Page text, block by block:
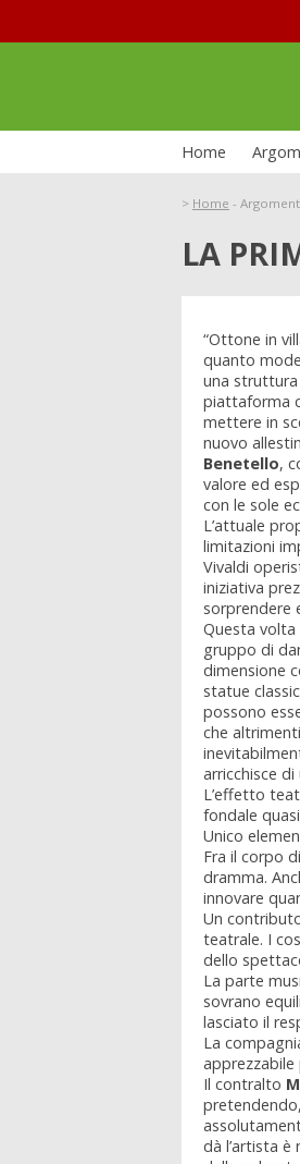
Home
> Home -
LA
“Ottone in
quanto
una struttura
piattaforma
mettere in
nuovo
Benetello,
valore ed
con le sole
L’attuale
limitazioni
Vivaldi
iniziativa
sorprendere
Questa volta
gruppo di
dimensione
statue
possono
che
arricchisce
L’effetto
fondale
Unico
Fra il corpo
dramma.
innovare
Un
teatrale. I
dello
La parte
sovrano
lasciato il
La
Il contralto
dà l’artista